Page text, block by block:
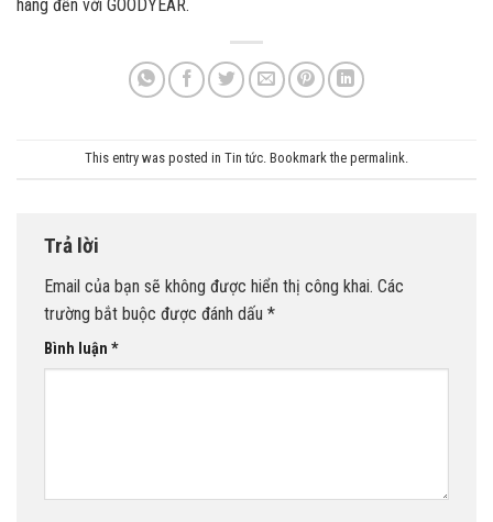
hàng đến với GOODYEAR.
This entry was posted in Tin tức . Bookmark the permalink
Trả lời
Email của bạn sẽ không được hiển thị công khai. Các
trường bắt buộc được đánh dấu *
Bình luận *